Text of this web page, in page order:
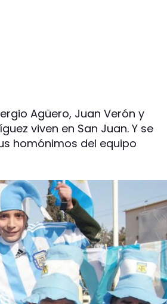
Agüero, Juan Verón y
viven en San Juan. Y se
homónimos del equipo